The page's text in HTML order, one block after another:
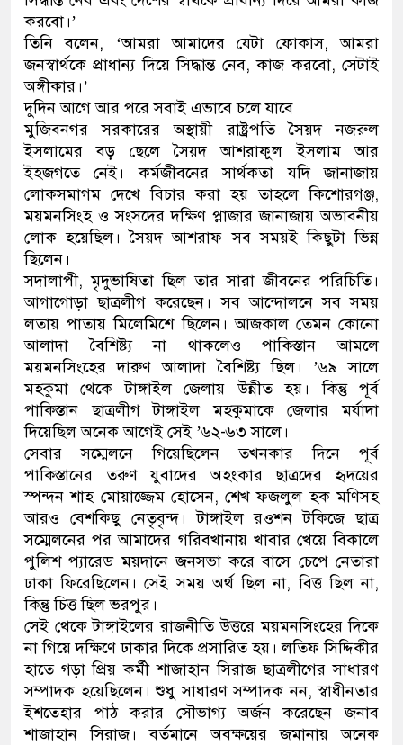
করবো।’
তিনি বলেন, ‘আমরা আমাদের যেটা ফোকাস, আমরা
জনস্বার্থকে প্রাধান্য দিয়ে সিদ্ধান্ত নেব, কাজ করবো, সেটাই
অঙ্গীকার।’
দুদিন আগে আর পরে সবাই এভাবে চলে যাবে
মুজিবনগর সরকারের অস্থায়ী রাষ্ট্রপতি সৈয়দ নজরুল
ইসলামের বড় ছেলে সৈয়দ আশরাফুল ইসলাম আর
ইহজগতে নেই। কর্মজীবনের সার্থকতা যদি জানাজায়
লোকসমাগম দেখে বিচার করা হয় তাহলে কিশোরগঞ্জ,
ময়মনসিংহ ও সংসদের দক্ষিণ প্লাজার জানাজায় অভাবনীয়
লোক হয়েছিল। সৈয়দ আশরাফ সব সময়ই কিছুটা ভিন্ন
ছিলেন।
সদালাপী, মৃদুভাষিতা ছিল তার সারা জীবনের পরিচিতি।
আগাগোড়া ছাত্রলীগ করেছেন। সব আন্দোলনে সব সময়
লতায় পাতায় মিলেমিশে ছিলেন। আজকাল তেমন কোনো
আলাদা বৈশিষ্ট্য না থাকলেও পাকিস্তান আমলে
ময়মনসিংহের দারুণ আলাদা বৈশিষ্ট্য ছিল। ’৬৯ সালে
মহকুমা থেকে টাঙ্গাইল জেলায় উন্নীত হয়। কিন্তু পূর্ব
পাকিস্তান ছাত্রলীগ টাঙ্গাইল মহকুমাকে জেলার মর্যাদা
দিয়েছিল অনেক আগেই সেই ’৬২-৬৩ সালে।
সেবার সম্মেলনে গিয়েছিলেন তখনকার দিনে পূর্ব
পাকিস্তানের তরুণ যুবাদের অহংকার ছাত্রদের হৃদয়ের
স্পন্দন শাহ মোয়াজ্জেম হোসেন, শেখ ফজলুল হক মণিসহ
আরও বেশকিছু নেতৃবৃন্দ। টাঙ্গাইল রওশন টকিজে ছাত্র
সম্মেলনের পর আমাদের গরিবখানায় খাবার খেয়ে বিকালে
পুলিশ প্যারেড ময়দানে জনসভা করে বাসে চেপে নেতারা
ঢাকা ফিরেছিলেন। সেই সময় অর্থ ছিল না, বিত্ত ছিল না,
কিন্তু চিত্ত ছিল ভরপুর।
সেই থেকে টাঙ্গাইলের রাজনীতি উত্তরে ময়মনসিংহের দিকে
না গিয়ে দক্ষিণে ঢাকার দিকে প্রসারিত হয়। লতিফ সিদ্দিকীর
হাতে গড়া প্রিয় কর্মী শাজাহান সিরাজ ছাত্রলীগের সাধারণ
সম্পাদক হয়েছিলেন। শুধু সাধারণ সম্পাদক নন, স্বাধীনতার
ইশতেহার পাঠ করার সৌভাগ্য অর্জন করেছেন জনাব
শাজাহান সিরাজ। বর্তমানে অবক্ষয়ের জমানায় অনেক